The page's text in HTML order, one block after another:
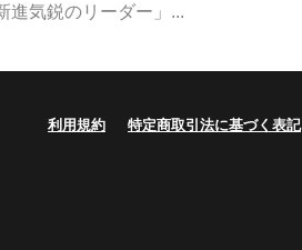
進気鋭のリーダー」...
利用規約 特定商取引法に基づく表記